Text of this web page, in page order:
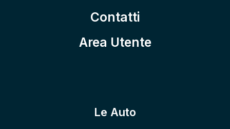
Contatti
Area Utente
Le Auto